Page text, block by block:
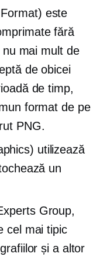
este
fără
mai mult de
de obicei
de timp,
format de pe
PNG.
utilizează
un
Group,
cel mai tipic
și a altor